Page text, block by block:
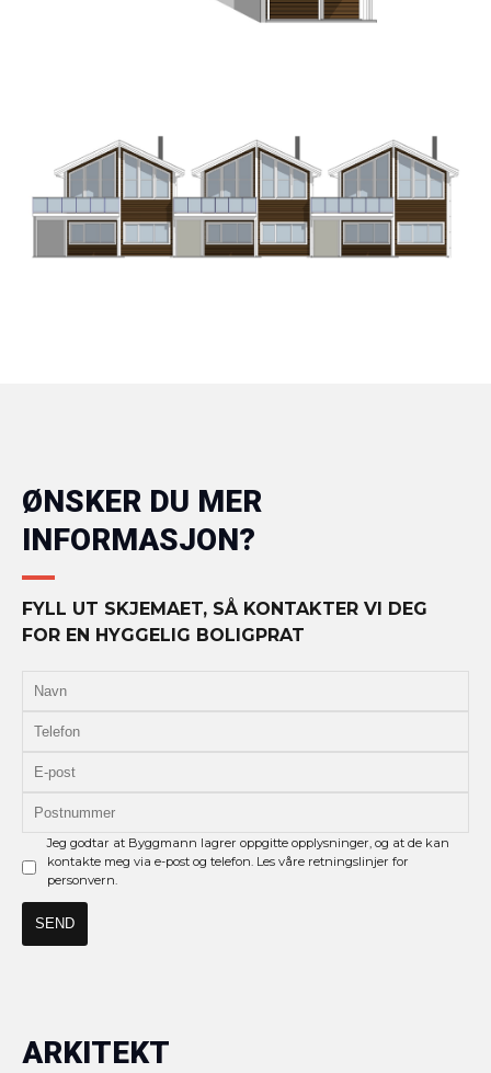
ØNSKER DU MER
INFORMASJON?
FYLL UT SKJEMAET, SÅ KONTAKTER VI DEG
FOR EN HYGGELIG BOLIGPRAT
Jeg godtar at Byggmann lagrer oppgitte opplysninger, og at de kan
kontakte meg via e-post og telefon. Les våre retningslinjer for
personvern.
ARKITEKT